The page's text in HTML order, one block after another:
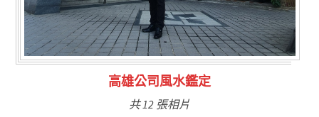
林氏福主量子生基造命
共 6 張相片